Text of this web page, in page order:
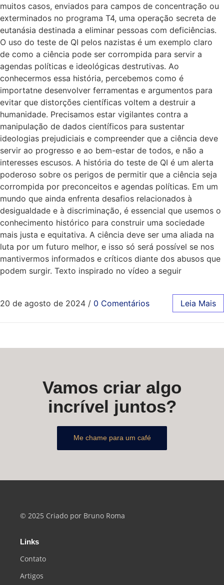
muitos casos, enviados para campos de concentração ou
exterminados no programa T4, uma operação secreta de
eutanásia destinada a eliminar pessoas com deficiências.
O uso do teste de QI pelos nazistas é um exemplo claro
de como a ciência pode ser corrompida para servir a
agendas políticas e ideológicas destrutivas. Ao
conhecermos essa história, percebemos como é
importatne desenvolver ferramentas e argumentos para
evitar que distorções científicas voltem a destruir a
humanidade. Precisamos estar vigilantes contra a
manipulação de dados científicos para sustentar
ideologias prejudiciais e compreender que a ciência deve
servir ao progresso e ao bem-estar de todos, e não a
interesses escusos. A história do teste de QI é um alerta
poderoso sobre os perigos de permitir que a ciência seja
corrompida por preconceitos e agendas políticas. Em um
mundo que ainda enfrenta desafios relacionados à
desigualdade e à discriminação, é essencial que usemos o
conhecimento histórico para construir uma sociedade
mais justa e equitativa. A ciência deve ser uma aliada na
luta por um futuro melhor, e isso só será possível se nos
mantivermos informados e críticos diante dos abusos que
podem surgir. Texto inspirado no vídeo a seguir
20 de agosto de 2024 / 0 Comentários Leia Mais
Vamos criar algo
incrível juntos?
Me chame para um café
© 2025 Criado por Bruno Roma
Links
Contato
Artigos